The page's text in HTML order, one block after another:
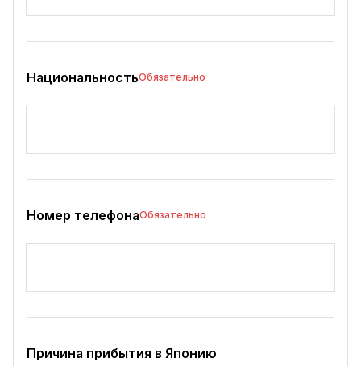
НациональностьОбязательно
Номер телефонаОбязательно
Причина прибытия в Японию